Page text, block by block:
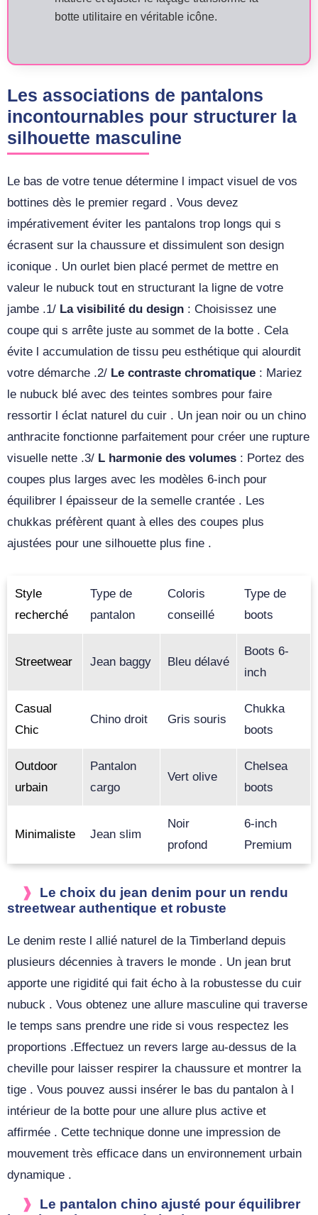
botte utilitaire en véritable icône.
Les associations de pantalons
incontournables pour structurer la
silhouette masculine
Le bas de votre tenue détermine l impact visuel de vos
bottines dès le premier regard . Vous devez
impérativement éviter les pantalons trop longs qui s
écrasent sur la chaussure et dissimulent son design
iconique . Un ourlet bien placé permet de mettre en
valeur le nubuck tout en structurant la ligne de votre
jambe .1/ La visibilité du design : Choisissez une
coupe qui s arrête juste au sommet de la botte . Cela
évite l accumulation de tissu peu esthétique qui alourdit
votre démarche .2/ Le contraste chromatique : Mariez
le nubuck blé avec des teintes sombres pour faire
ressortir l éclat naturel du cuir . Un jean noir ou un chino
anthracite fonctionne parfaitement pour créer une rupture
visuelle nette .3/ L harmonie des volumes : Portez des
coupes plus larges avec les modèles 6-inch pour
équilibrer l épaisseur de la semelle crantée . Les
chukkas préfèrent quant à elles des coupes plus
ajustées pour une silhouette plus fine .
Style
recherché
Type de
pantalon
Coloris
conseillé
Type de
boots
Streetwear Jean baggy Bleu délavé
Boots 6-
inch
Casual
Chic
Chino droit Gris souris
Chukka
boots
Outdoor
urbain
Pantalon
cargo
Vert olive
Chelsea
boots
Minimaliste Jean slim
Noir
profond
6-inch
Premium
Le choix du jean denim pour un rendu
streetwear authentique et robuste
Le denim reste l allié naturel de la Timberland depuis
plusieurs décennies à travers le monde . Un jean brut
apporte une rigidité qui fait écho à la robustesse du cuir
nubuck . Vous obtenez une allure masculine qui traverse
le temps sans prendre une ride si vous respectez les
proportions .Effectuez un revers large au-dessus de la
cheville pour laisser respirer la chaussure et montrer la
tige . Vous pouvez aussi insérer le bas du pantalon à l
intérieur de la botte pour une allure plus active et
affirmée . Cette technique donne une impression de
mouvement très efficace dans un environnement urbain
dynamique .
Le pantalon chino ajusté pour équilibrer